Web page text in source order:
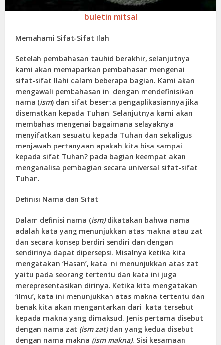
buletin mitsal
Memahami Sifat-Sifat Ilahi
Setelah pembahasan tauhid berakhir, selanjutnya
kami akan memaparkan pembahasan mengenai
sifat-sifat Ilahi dalam beberapa bagian. Kami akan
mengawali pembahasan ini dengan mendefinisikan
nama (ism) dan sifat beserta pengaplikasiannya jika
disematkan kepada Tuhan. Selanjutnya kami akan
membahas mengenai bagaimana selayaknya
menyifatkan sesuatu kepada Tuhan dan sekaligus
menjawab pertanyaan apakah kita bisa sampai
kepada sifat Tuhan? pada bagian keempat akan
menganalisa pembagian secara universal sifat-sifat
Tuhan.
Definisi Nama dan Sifat
Dalam definisi nama (ism)dikatakan bahwa nama
adalah kata yang menunjukkan atas makna atau zat
dan secara konsep berdiri sendiri dan dengan
sendirinya dapat dipersepsi. Misalnya ketika kita
mengatakan ‘Hasan’, kata ini menunjukkan atas zat
yaitu pada seorang tertentu dan kata ini juga
merepresentasikan dirinya. Ketika kita mengatakan
‘ilmu’, kata ini menunjukkan atas makna tertentu dan
benak kita akan mengantarkan dari kata tersebut
kepada makna yang dimaksud. Jenis pertama disebut
dengan nama zat (ism zat)dan yang kedua disebut
dengan nama makna (ism makna). Sisi kesamaan